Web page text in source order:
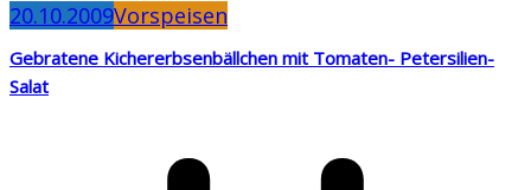
20.10.2009Vorspeisen
Gebratene Kichererbsenbällchen mit Tomaten- Petersilien-
Salat